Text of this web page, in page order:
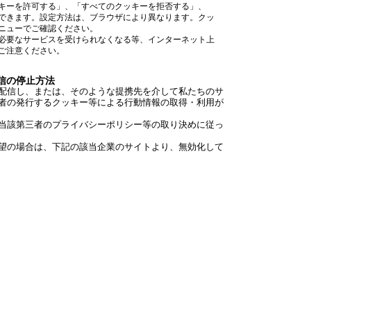
を許可する」、「すべてのクッキーを拒否する」、
きます。設定方法は、ブラウザにより異なります。クッ
ーでご確認ください。
なサービスを受けられなくなる等、インターネット上
意ください。
の停止方法
信し、または、そのような提携先を介して私たちのサ
の発行するクッキー等による行動情報の取得・利用が
第三者のプライバシーポリシー等の取り決めに従っ
の場合は、下記の該当企業のサイトより、無効化して